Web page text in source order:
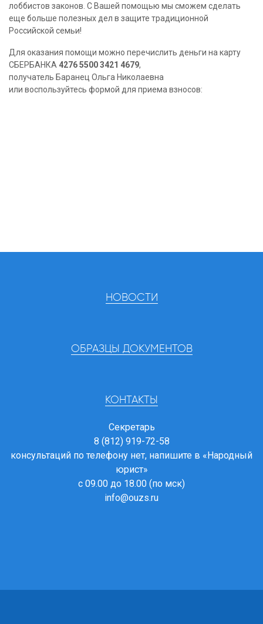
лоббистов законов. С Вашей помощью мы сможем сделать
еще больше полезных дел в защите традиционной
Российской семьи!
Для оказания помощи можно перечислить деньги на карту
СБЕРБАНКА 4276 5500 3421 4679,
получатель Баранец Ольга Николаевна
или воспользуйтесь формой для приема взносов:
НОВОСТИ
ОБРАЗЦЫ ДОКУМЕНТОВ
КОНТАКТЫ
Секретарь
8 (812) 919-72-58
консультаций по телефону нет, напишите в «Народный
юрист»
с 09.00 до 18.00 (по мск)
info@ouzs.ru